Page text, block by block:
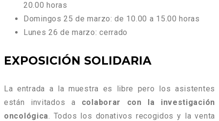
20.00 horas
Domingos 25 de marzo: de 10.00 a 15.00 horas
Lunes 26 de marzo: cerrado
EXPOSICIÓN SOLIDARIA
La entrada a la muestra es libre pero los asistentes
están invitados a colaborar con la investigación
oncológica
. Todos los donativos recogidos y la venta